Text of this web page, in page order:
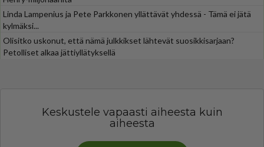
Linda Lampenius ja Pete Parkkonen yllättävät yhdessä - Tämä ei jätä
kylmäksi...
Olisitko uskonut, että nämä julkkikset lähtevät suosikkisarjaan?
Petolliset alkaa jättiyllätyksellä
Keskustele vapaasti aiheesta kuin
aiheesta